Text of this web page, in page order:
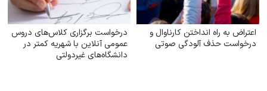
اعتراض به راه انداختن کارناوال و
درخواست حذف آلودگی صوتی
درخواست برگزاری کلاس‌های دروس
عمومی آنلاین با شهریه کمتر در
دانشگاه‌های غیردولتی